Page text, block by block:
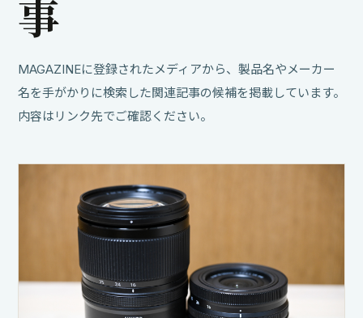
事
MAGAZINEに登録されたメディアから、製品名やメーカー
名を手がかりに検索した関連記事の候補を掲載しています。
内容はリンク先でご確認ください。